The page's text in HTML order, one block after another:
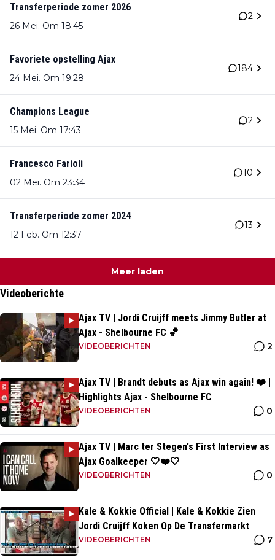
Transferperiode zomer 2026
26 Mei. Om 18:45
2
Favoriete opstelling Ajax
24 Mei. Om 19:28
184
Champions League
15 Mei. Om 17:43
2
Francesco Farioli
02 Mei. Om 23:34
10
Transferperiode zomer 2024
12 Feb. Om 12:37
13
Meer laden
Videoberichte
Ajax TV | Jordi Cruijff meets Jimmy Butler at
Ajax - Shelbourne FC 🏀
VIDEOBERICHTEN 2
Ajax TV | Brandt debuts as Ajax win again! ❤️ |
Highlights Ajax - Shelbourne FC
VIDEOBERICHTEN 0
Ajax TV | Marc ter Stegen's First Interview as
Ajax Goalkeeper 🤍❤️🤍
VIDEOBERICHTEN 0
Kale & Kokkie Official | Kale & Kokkie Zien
Jordi Cruijff Koken Op De Transfermarkt
VIDEOBERICHTEN 7